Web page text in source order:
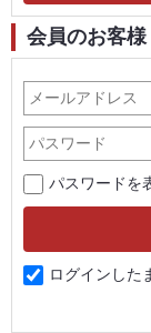
会員のお客様
パスワードを
ログインした